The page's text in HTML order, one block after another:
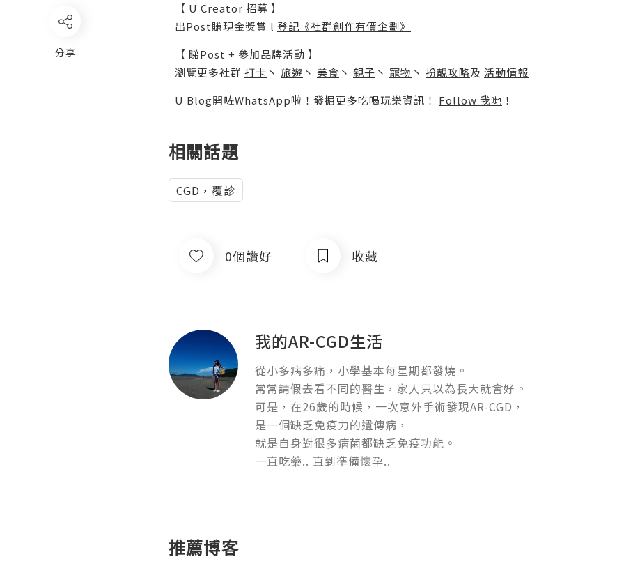
分享
【 U Creator 招募 】
出Post賺現金獎賞 l 登記《社群創作有價企劃》
【 睇Post + 參加品牌活動 】
瀏覽更多社群 打卡 丶 旅遊 丶 美食 丶 親子 丶 寵物 丶 扮靚攻略及 活動情報
U Blog開咗WhatsApp啦！發掘更多吃喝玩樂資訊！ Follow 我哋 ！
相關話題
CGD，覆診
0個讚好 收藏
我的AR-CGD生活
從小多病多痛，小學基本每星期都發燒。
常常請假去看不同的醫生，家人只以為長大就會好。
可是，在26歲的時候，一次意外手術發現AR-CGD，
是一個缺乏免疫力的遺傳病，
就是自身對很多病菌都缺乏免疫功能。
一直吃藥.. 直到準備懷孕..
推薦博客